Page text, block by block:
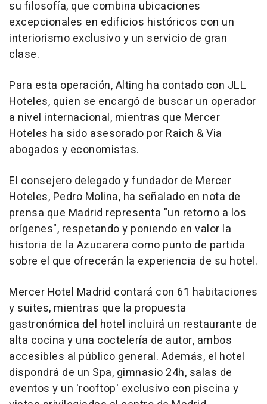
su filosofía, que combina ubicaciones
excepcionales en edificios históricos con un
interiorismo exclusivo y un servicio de gran
clase.
Para esta operación, Alting ha contado con JLL
Hoteles, quien se encargó de buscar un operador
a nivel internacional, mientras que Mercer
Hoteles ha sido asesorado por Raich & Via
abogados y economistas.
El consejero delegado y fundador de Mercer
Hoteles, Pedro Molina, ha señalado en nota de
prensa que Madrid representa "un retorno a los
orígenes", respetando y poniendo en valor la
historia de la Azucarera como punto de partida
sobre el que ofrecerán la experiencia de su hotel.
Mercer Hotel Madrid contará con 61 habitaciones
y suites, mientras que la propuesta
gastronómica del hotel incluirá un restaurante de
alta cocina y una coctelería de autor, ambos
accesibles al público general. Además, el hotel
dispondrá de un Spa, gimnasio 24h, salas de
eventos y un 'rooftop' exclusivo con piscina y